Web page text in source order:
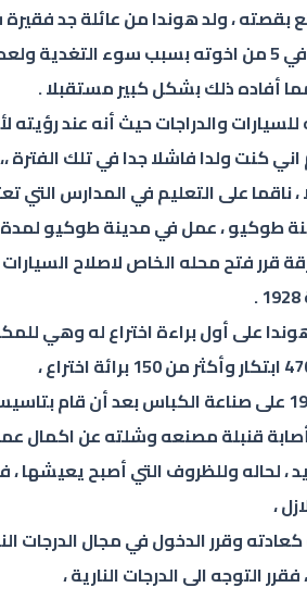
بقصته ، ولد هوندا من عائلة جد فقيرة
ومن قوة فقر عائلته توفي 5 من اخوته
أفاده ذلك بشكل كبير مستقبلا .
والدراجات حيث أنه عند
كنت ولدا فاشلا جدا في تلك الفترة
قرر فتح محله الخاص لاصلاح
على أول براءة اختراع له وهي
وشلته عن اكمال عمله ، في سنة 1945 دمر المصنع كليا
، لحاله وللظروف التي أصبح
،
وقرر الدخول في مجال الدرجات
التوجه الى الدرجات النارية ،